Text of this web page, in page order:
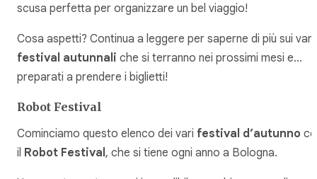
scusa perfetta per organizzare un bel viaggio!
Cosa aspetti? Continua a leggere per saperne di più sui vari
festival autunnali che si terranno nei prossimi mesi e…
preparati a prendere i biglietti!
Robot Festival
Cominciamo questo elenco dei vari festival d’autunno
il Robot Festival, che si tiene ogni anno a Bologna.